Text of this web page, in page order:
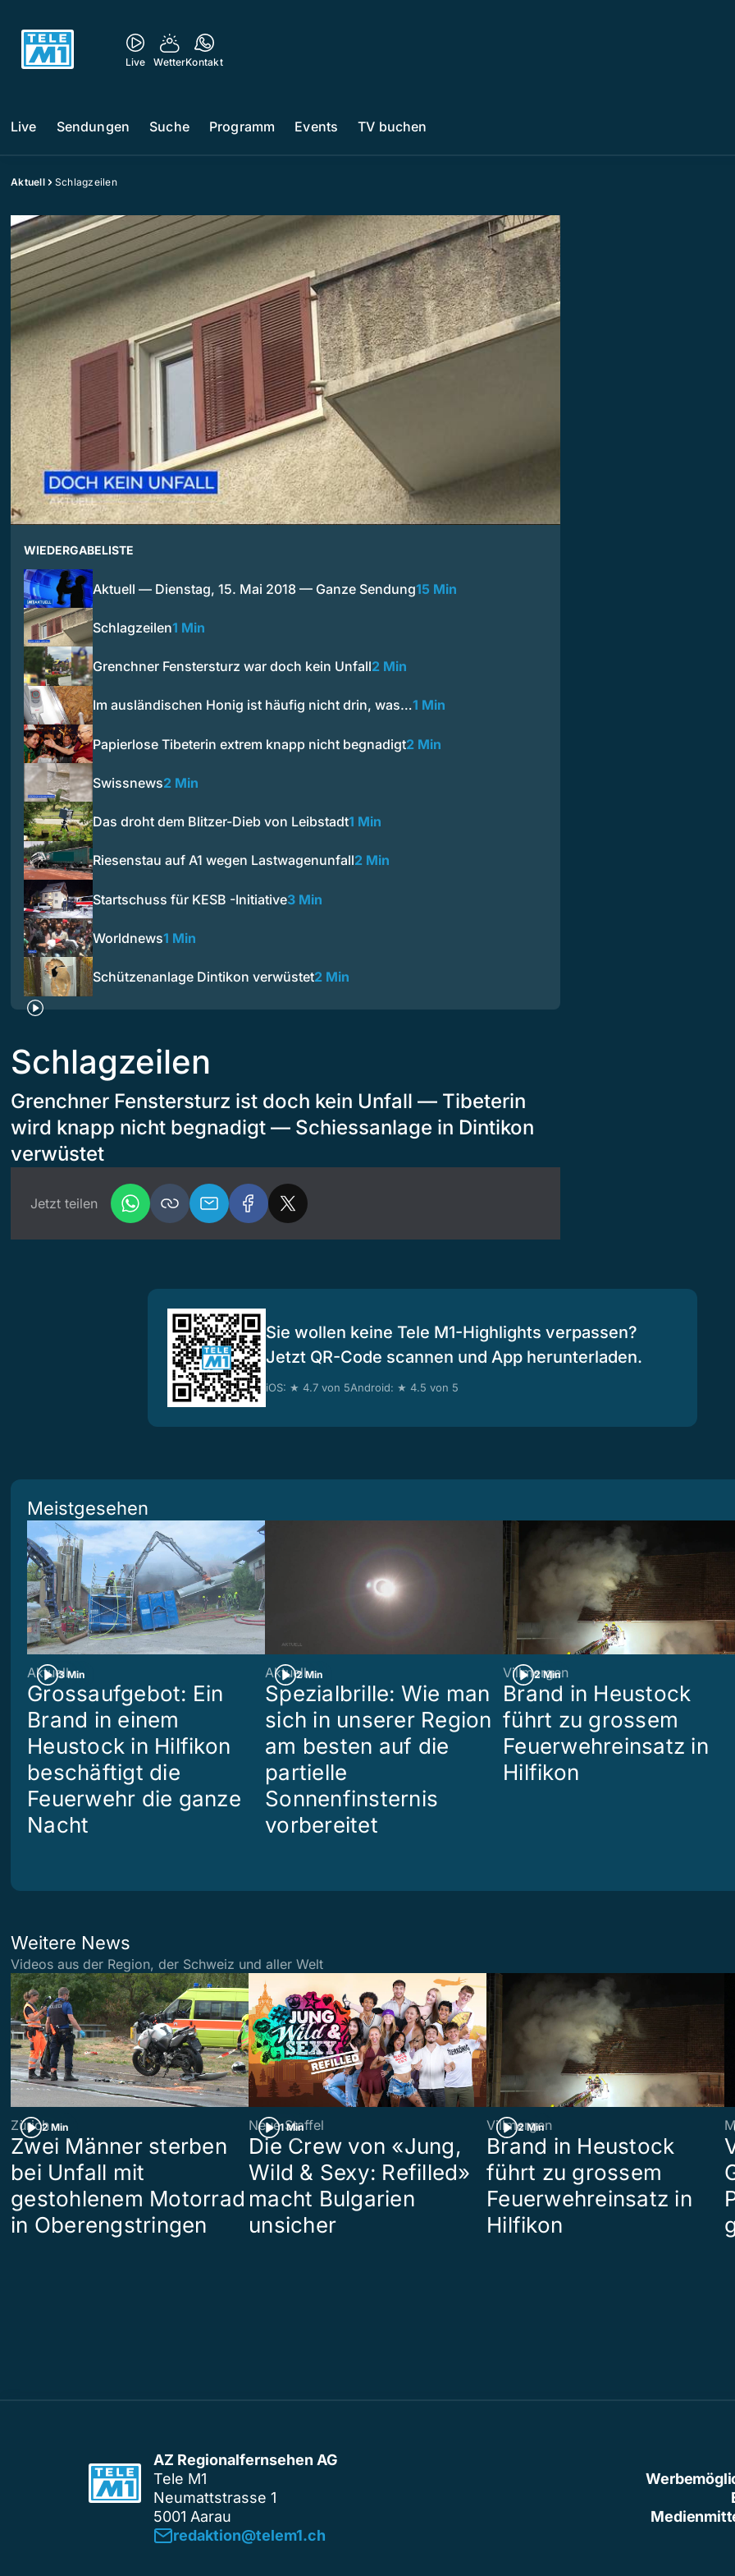
Live WetterKontakt
Live Sendungen Suche Programm Events TV buchen
Aktuell Schlagzeilen
WIEDERGABELISTE
Aktuell — Dienstag, 15. Mai 2018 — Ganze Sendung15 Min
Schlagzeilen1 Min
Grenchner Fenstersturz war doch kein Unfall2 Min
Im ausländischen Honig ist häufig nicht drin, was…1 Min
Papierlose Tibeterin extrem knapp nicht begnadigt2 Min
Swissnews2 Min
Das droht dem Blitzer-Dieb von Leibstadt1 Min
Riesenstau auf A1 wegen Lastwagenunfall2 Min
Startschuss für KESB -Initiative3 Min
Worldnews1 Min
Schützenanlage Dintikon verwüstet2 Min
Schlagzeilen
Grenchner Fenstersturz ist doch kein Unfall — Tibeterin
wird knapp nicht begnadigt — Schiessanlage in Dintikon
verwüstet
Jetzt teilen
Sie wollen keine Tele M1-Highlights verpassen?
Jetzt QR-Code scannen und App herunterladen.
iOS: ★ 4.7 von 5Android: ★ 4.5 von 5
Meistgesehen
3 Min
Aktuell
Grossaufgebot: Ein
Brand in einem
Heustock in Hilfikon
beschäftigt die
Feuerwehr die ganze
Nacht
2 Min
Aktuell
Spezialbrille: Wie man
sich in unserer Region
am besten auf die
partielle
Sonnenfinsternis
vorbereitet
2 Min
Villmergen
Brand in Heustock
führt zu grossem
Feuerwehreinsatz in
Hilfikon
Weitere News
Videos aus der Region, der Schweiz und aller Welt
2 Min
Zürich
Zwei Männer sterben
bei Unfall mit
gestohlenem Motorrad
in Oberengstringen
1 Min
Neue Staffel
Die Crew von «Jung,
Wild & Sexy: Refilled»
macht Bulgarien
unsicher
2 Min
Villmergen
Brand in Heustock
führt zu grossem
Feuerwehreinsatz in
Hilfikon
AZ Regionalfernsehen AG
Tele M1
Neumattstrasse 1
5001 Aarau
redaktion@telem1.ch